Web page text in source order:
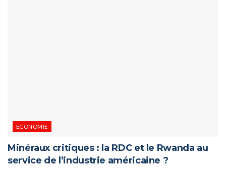
ECONOMIE
Minéraux critiques : la RDC et le Rwanda au
service de l’industrie américaine ?